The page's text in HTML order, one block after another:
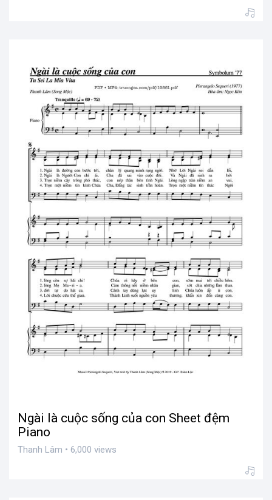
Ngài là cuộc sống của con Sheet đệm
Piano
Thanh Lâm • 6,000 views